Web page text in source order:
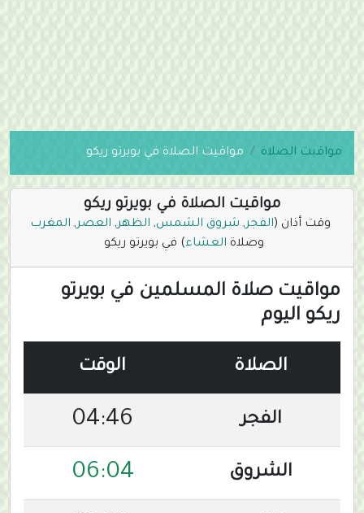
مواقيت الصلاة مواقيت الصلاة في بويرتو ريكو
مواقيت الصلاة في بويرتو ريكو
وقت أذان (الفجر, شروق الشمس, الظهر, العصر, المغرب
وصلاة العشاء) في بويرتو ريكو
مواقيت صلاة المسلمين في بويرتو
ريكو اليوم
الصلاة الوقت
الفجر 04:46
الشروق 06:04